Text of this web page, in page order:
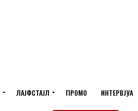
ЛАЈФСТАЈЛ ПРОМО ИНТЕРВЈУА